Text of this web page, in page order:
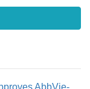
AbbVie-